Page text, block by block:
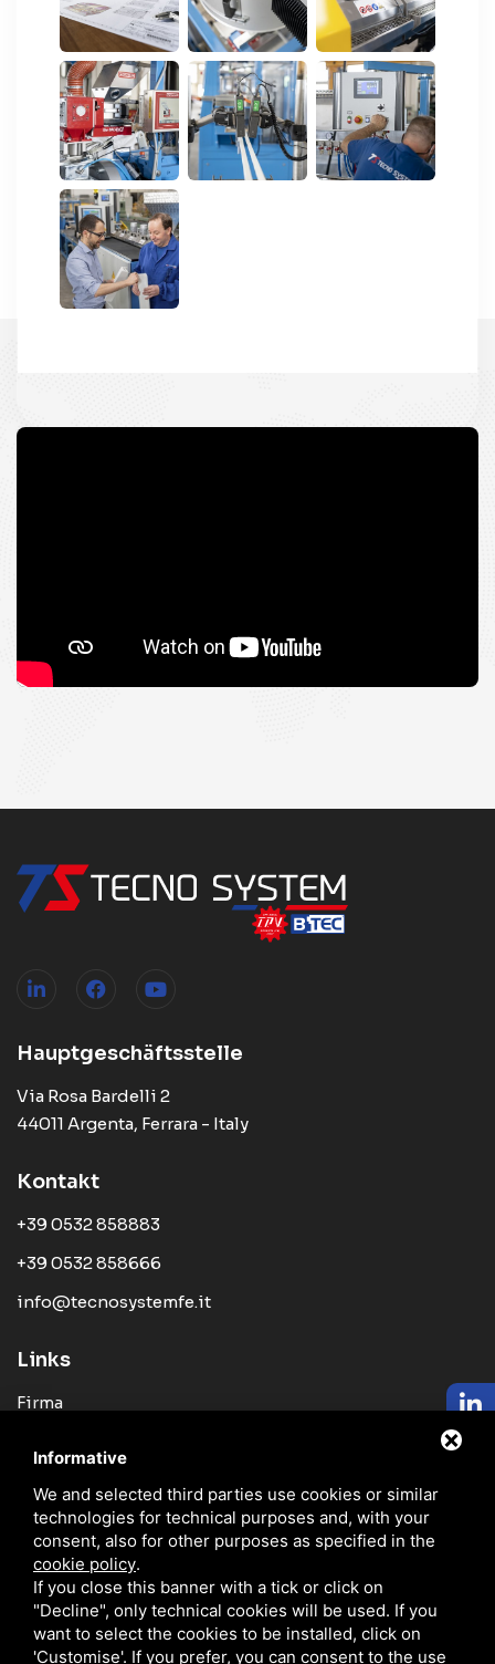
Hauptgeschäftsstelle
Via Rosa Bardelli 2
44011 Argenta, Ferrara - Italy
Kontakt
+39 0532 858883
+39 0532 858666
info@tecnosystemfe.it
Links
Firma
Vertetungen
Kataloge
Blog
Kontakte
Informative
We and selected third parties use cookies or similar
technologies for technical purposes and, with your
consent, also for other purposes as specified in the
cookie policy.
If you close this banner with a tick or click on
"Decline", only technical cookies will be used. If you
want to select the cookies to be installed, click on
'Customise'. If you prefer, you can consent to the use